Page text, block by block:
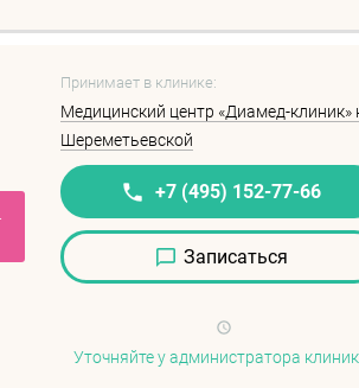
Принимает в клинике:
Медицинский центр «Диамед-клиник»
Шереметьевской
+7 (495) 152-77-66
Записаться
Уточняйте у администратора